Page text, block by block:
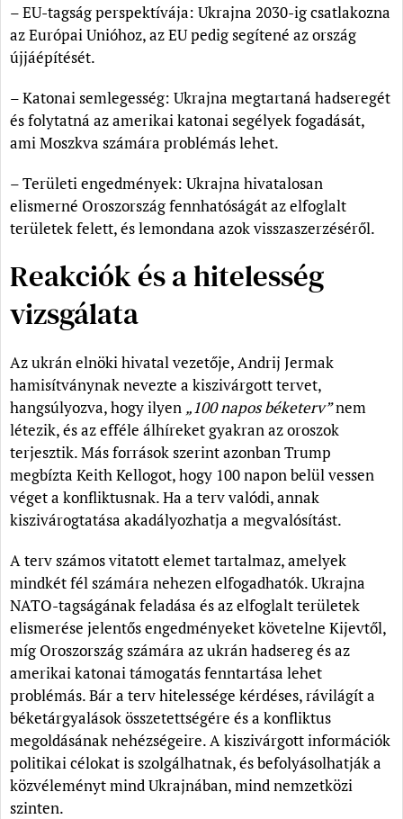
– EU-tagság perspektívája: Ukrajna 2030-ig csatlakozna
az Európai Unióhoz, az EU pedig segítené az ország
újjáépítését.
– Katonai semlegesség: Ukrajna megtartaná hadseregét
és folytatná az amerikai katonai segélyek fogadását,
ami Moszkva számára problémás lehet.
– Területi engedmények: Ukrajna hivatalosan
elismerné Oroszország fennhatóságát az elfoglalt
területek felett, és lemondana azok visszaszerzéséről.
Reakciók és a hitelesség
vizsgálata
Az ukrán elnöki hivatal vezetője, Andrij Jermak
hamisítványnak nevezte a kiszivárgott tervet,
hangsúlyozva, hogy ilyen „100 napos béketerv”nem
létezik, és az efféle álhíreket gyakran az oroszok
terjesztik. Más források szerint azonban Trump
megbízta Keith Kellogot, hogy 100 napon belül vessen
véget a konfliktusnak. Ha a terv valódi, annak
kiszivárogtatása akadályozhatja a megvalósítást.
A terv számos vitatott elemet tartalmaz, amelyek
mindkét fél számára nehezen elfogadhatók. Ukrajna
NATO-tagságának feladása és az elfoglalt területek
elismerése jelentős engedményeket követelne Kijevtől,
míg Oroszország számára az ukrán hadsereg és az
amerikai katonai támogatás fenntartása lehet
problémás. Bár a terv hitelessége kérdéses, rávilágít a
béketárgyalások összetettségére és a konfliktus
megoldásának nehézségeire. A kiszivárgott információk
politikai célokat is szolgálhatnak, és befolyásolhatják a
közvéleményt mind Ukrajnában, mind nemzetközi
szinten.